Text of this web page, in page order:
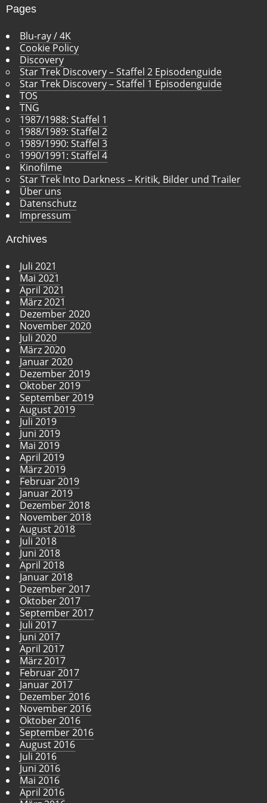
Pages
Blu-ray / 4K
Cookie Policy
Discovery
Star Trek Discovery – Staffel 2 Episodenguide
Star Trek Discovery – Staffel 1 Episodenguide
TOS
TNG
1987/1988: Staffel 1
1988/1989: Staffel 2
1989/1990: Staffel 3
1990/1991: Staffel 4
Kinofilme
Star Trek Into Darkness – Kritik, Bilder und Trailer
Über uns
Datenschutz
Impressum
Archives
Juli 2021
Mai 2021
April 2021
März 2021
Dezember 2020
November 2020
Juli 2020
März 2020
Januar 2020
Dezember 2019
Oktober 2019
September 2019
August 2019
Juli 2019
Juni 2019
Mai 2019
April 2019
März 2019
Februar 2019
Januar 2019
Dezember 2018
November 2018
August 2018
Juli 2018
Juni 2018
April 2018
Januar 2018
Dezember 2017
Oktober 2017
September 2017
Juli 2017
Juni 2017
April 2017
März 2017
Februar 2017
Januar 2017
Dezember 2016
November 2016
Oktober 2016
September 2016
August 2016
Juli 2016
Juni 2016
Mai 2016
April 2016